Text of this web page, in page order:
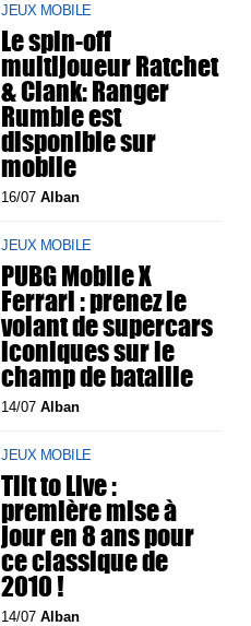
JEUX MOBILE
Le spin-off
multijoueur Ratchet
& Clank: Ranger
Rumble est
disponible sur
mobile
16/07Alban
JEUX MOBILE
PUBG Mobile X
Ferrari : prenez le
volant de supercars
iconiques sur le
champ de bataille
14/07Alban
JEUX MOBILE
Tilt to Live :
première mise à
jour en 8 ans pour
ce classique de
2010 !
14/07Alban